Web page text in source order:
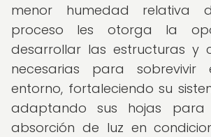
menor humedad relativa
proceso les otorga la
desarrollar las estructuras y
necesarias para
entorno, fortaleciendo su
adaptando sus hojas para
absorción de luz en